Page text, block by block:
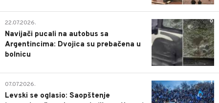
0
22.07.2026.
Navijači pucali na autobus sa
Argentincima: Dvojica su prebačena u
bolnicu
1
07.07.2026.
Levski se oglasio: Saopštenje